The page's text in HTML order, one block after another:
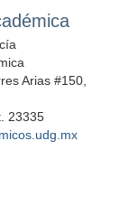
Arias #150,
23335